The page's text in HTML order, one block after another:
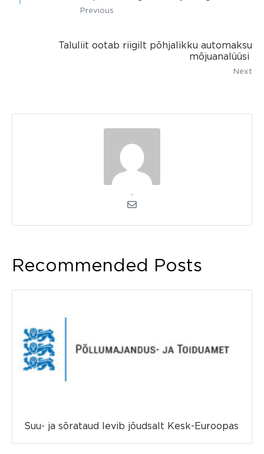
Previous
Taluliit ootab riigilt põhjalikku automaksu
mõjuanalüüsi
Next
Recommended Posts
Suu- ja sõrataud levib jõudsalt Kesk-Euroopas